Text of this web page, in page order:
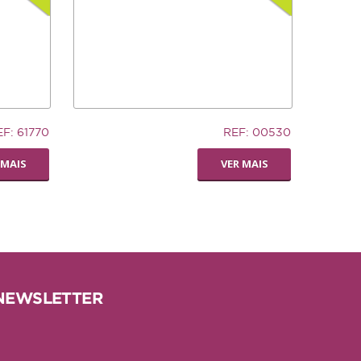
61770 REF: 00530
VER MAIS